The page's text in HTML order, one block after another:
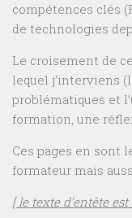
compétences clés
de technologies
Le croisement de
lequel j’interviens
problématiques et
formation, une
Ces pages en sont
formateur mais
[ le texte d’entête